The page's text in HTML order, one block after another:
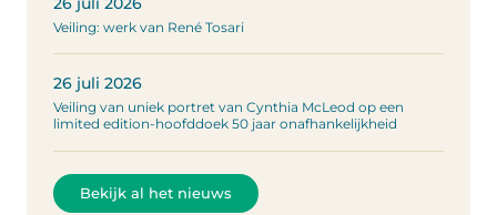
Veiling: werk van René Tosari
26 juli 2026
Veiling van uniek portret van Cynthia McLeod op een
limited edition-hoofddoek 50 jaar onafhankelijkheid
Bekijk al het nieuws